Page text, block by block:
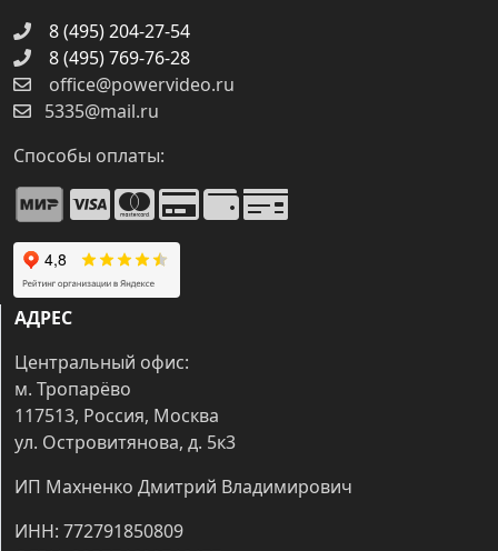
8 (495) 204-27-54
8 (495) 769-76-28
office@powervideo.ru
5335@mail.ru
Способы оплаты:
АДРЕС
Центральный офис:
м. Тропарёво
117513, Россия, Москва
ул. Островитянова, д. 5к3
ИП Махненко Дмитрий Владимирович
ИНН: 772791850809